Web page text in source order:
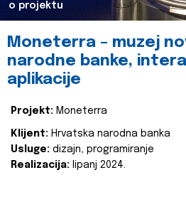
o projektu
Moneterra – muzej
narodne banke,
aplikacije
Projekt: Moneterra
Klijent: Hrvatska narodna banka
Usluge: dizajn, programiranje
Realizacija: lipanj 2024.